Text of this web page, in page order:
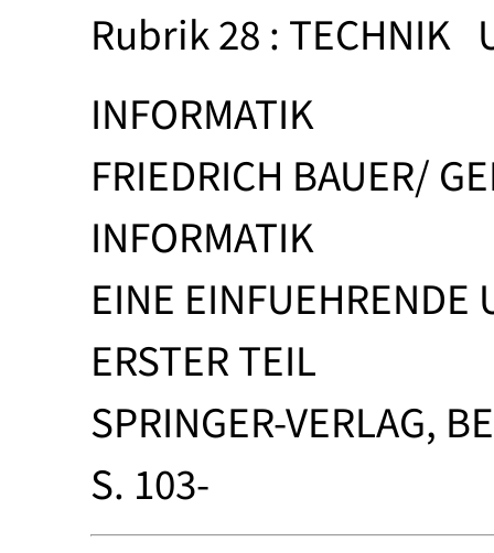
Rubrik 28 : TECHNIK
INFORMATIK
FRIEDRICH BAUER/
INFORMATIK
EINE EINFUEHRENDE
ERSTER TEIL
SPRINGER-VERLAG,
S. 103-